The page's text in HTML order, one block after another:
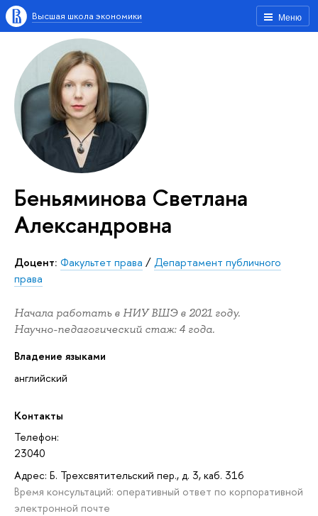
Меню
Высшая школа экономики
Беньяминова Светлана
Александровна
Доцент: Факультет права /Департамент публичного
права
Начала работать в НИУ ВШЭ в 2021 году.
Научно-педагогический стаж: 4 года.
Владение языками
английский
Контакты
Телефон:
23040
Адрес: Б. Трехсвятительский пер., д. 3, каб. 316
Время консультаций: оперативный ответ по корпоративной
электронной почте